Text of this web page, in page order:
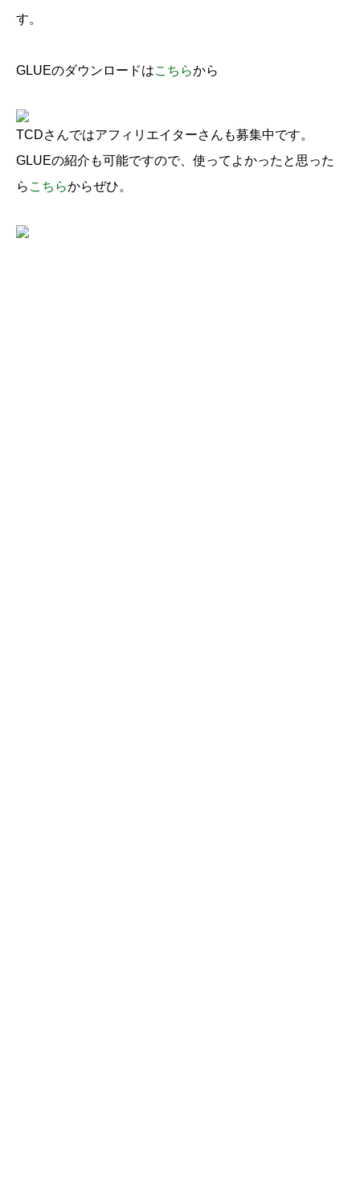
す。
GLUEのダウンロードはこちらから
TCDさんではアフィリエイターさんも募集中です。
GLUEの紹介も可能ですので、使ってよかったと思った
ら こちらからぜひ。